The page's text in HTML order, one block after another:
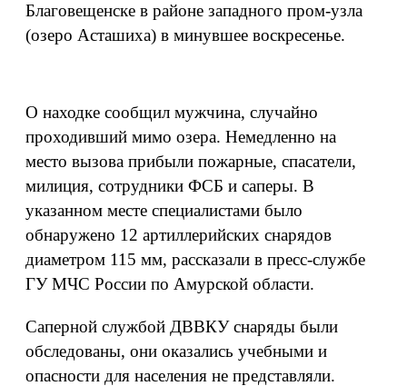
Благовещенске в районе западного пром-узла
(озеро Асташиха) в минувшее воскресенье.
О находке сообщил мужчина, случайно
проходивший мимо озера. Немедленно на
место вызова прибыли пожарные, спасатели,
милиция, сотрудники ФСБ и саперы. В
указанном месте специалистами было
обнаружено 12 артиллерийских снарядов
диаметром 115 мм, рассказали в пресс-службе
ГУ МЧС России по Амурской области.
Саперной службой ДВВКУ снаряды были
обследованы, они оказались учебными и
опасности для населения не представляли.